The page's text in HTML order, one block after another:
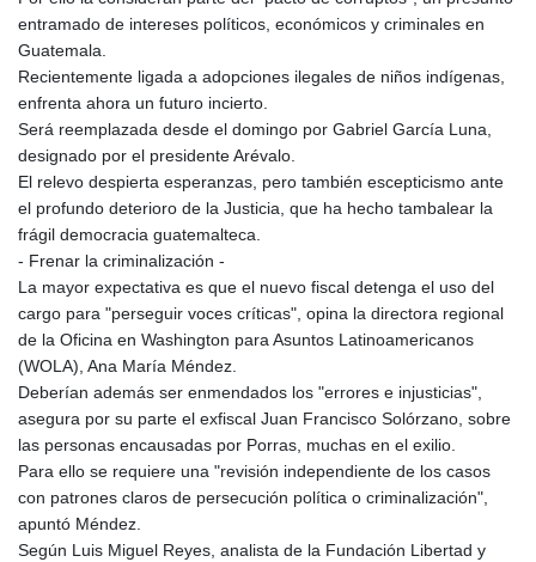
entramado de intereses políticos, económicos y criminales en
Guatemala.
Recientemente ligada a adopciones ilegales de niños indígenas,
enfrenta ahora un futuro incierto.
Será reemplazada desde el domingo por Gabriel García Luna,
designado por el presidente Arévalo.
El relevo despierta esperanzas, pero también escepticismo ante
el profundo deterioro de la Justicia, que ha hecho tambalear la
frágil democracia guatemalteca.
- Frenar la criminalización -
La mayor expectativa es que el nuevo fiscal detenga el uso del
cargo para "perseguir voces críticas", opina la directora regional
de la Oficina en Washington para Asuntos Latinoamericanos
(WOLA), Ana María Méndez.
Deberían además ser enmendados los "errores e injusticias",
asegura por su parte el exfiscal Juan Francisco Solórzano, sobre
las personas encausadas por Porras, muchas en el exilio.
Para ello se requiere una "revisión independiente de los casos
con patrones claros de persecución política o criminalización",
apuntó Méndez.
Según Luis Miguel Reyes, analista de la Fundación Libertad y